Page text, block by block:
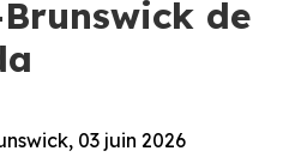
de
03 juin 2026